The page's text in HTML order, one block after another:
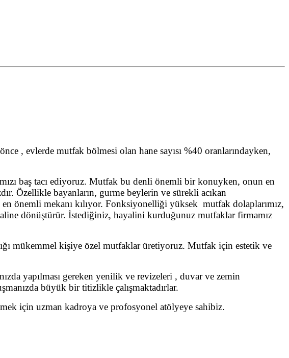
, evlerde mutfak bölmesi olan hane sayısı %40 oranlarındayken,
baş tacı ediyoruz. Mutfak bu denli önemli bir konuyken, onun en
Özellikle bayanların, gurme beylerin ve sürekli acıkan
önemli mekanı kılıyor. Fonksiyonelliği yüksek mutfak dolaplarımız,
dönüştürür. İstediğiniz, hayalini kurduğunuz mutfaklar firmamız
mükemmel kişiye özel mutfaklar üretiyoruz. Mutfak için estetik ve
yapılması gereken yenilik ve revizeleri , duvar ve zemin
büyük bir titizlikle çalışmaktadırlar.
için uzman kadroya ve profosyonel atölyeye sahibiz.